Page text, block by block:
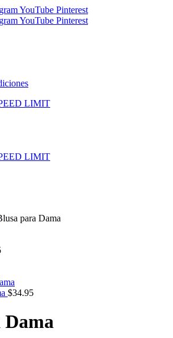
YouTube Pinterest
YouTube Pinterest
para Dama
$34.95
Dama